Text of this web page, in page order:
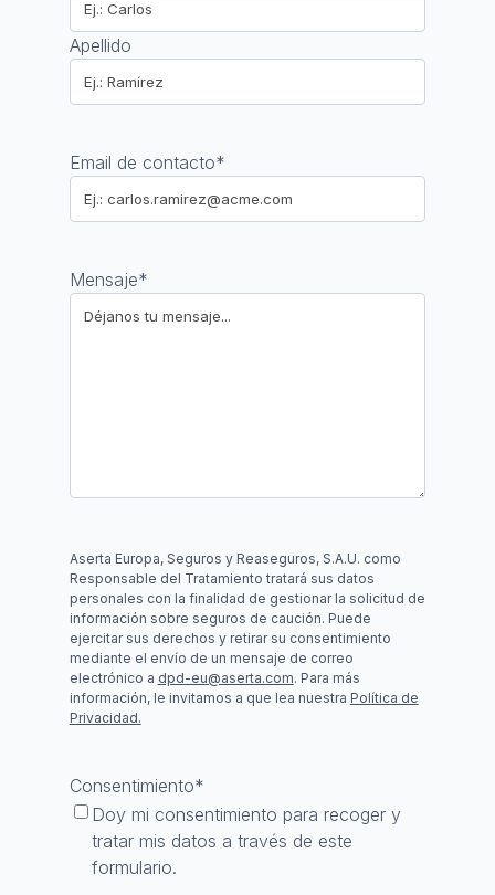
Apellido
Email de contacto*
Mensaje*
Aserta Europa, Seguros y Reaseguros, S.A.U. como
Responsable del Tratamiento tratará sus datos
personales con la finalidad de gestionar la solicitud de
información sobre seguros de caución. Puede
ejercitar sus derechos y retirar su consentimiento
mediante el envío de un mensaje de correo
electrónico a dpd-eu@aserta.com. Para más
información, le invitamos a que lea nuestra Política de
Privacidad.
Consentimiento*
Doy mi consentimiento para recoger y
tratar mis datos a través de este
formulario.